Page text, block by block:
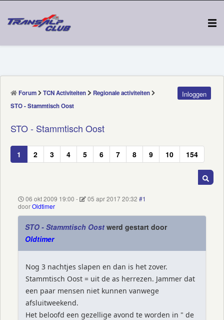
Inloggen
Forum TCN Activiteiten
Regionale activiteiten
STO - Stammtisch Oost
STO - Stammtisch Oost
1 2 3 4 5 6 7 8 9 10 154
06 okt 2009 19:00 - 05 apr 2017 20:32 #1
doorOldtimer
STO - Stammtisch Oost werd gestart door
Oldtimer
Nog 3 nachtjes slapen en dan is het zover.
Stammtisch Oost = uit de as herrezen. Jammer dat
een paar mensen niet kunnen vanwege
afsluitweekend.
Het beloofd een gezellige avond te worden in " de